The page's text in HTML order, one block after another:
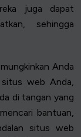
juga dapat
sehingga
Anda
web Anda,
di tangan yang
bantuan,
situs web